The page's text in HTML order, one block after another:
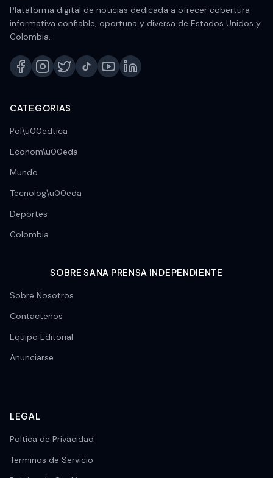
Plataforma digital de noticias dedicada a ofrecer cobertura
informativa confiable, oportuna y diversa de Estados Unidos y
Colombia.
CATEGORIAS
Pol\u00edtica
Econom\u00eda
Mundo
Tecnolog\u00eda
Deportes
Colombia
SOBRE SANA PRENSA INDEPENDIENTE
Sobre Nosotros
Contactenos
Equipo Editorial
Anunciarse
LEGAL
Poltica de Privacidad
Terminos de Servicio